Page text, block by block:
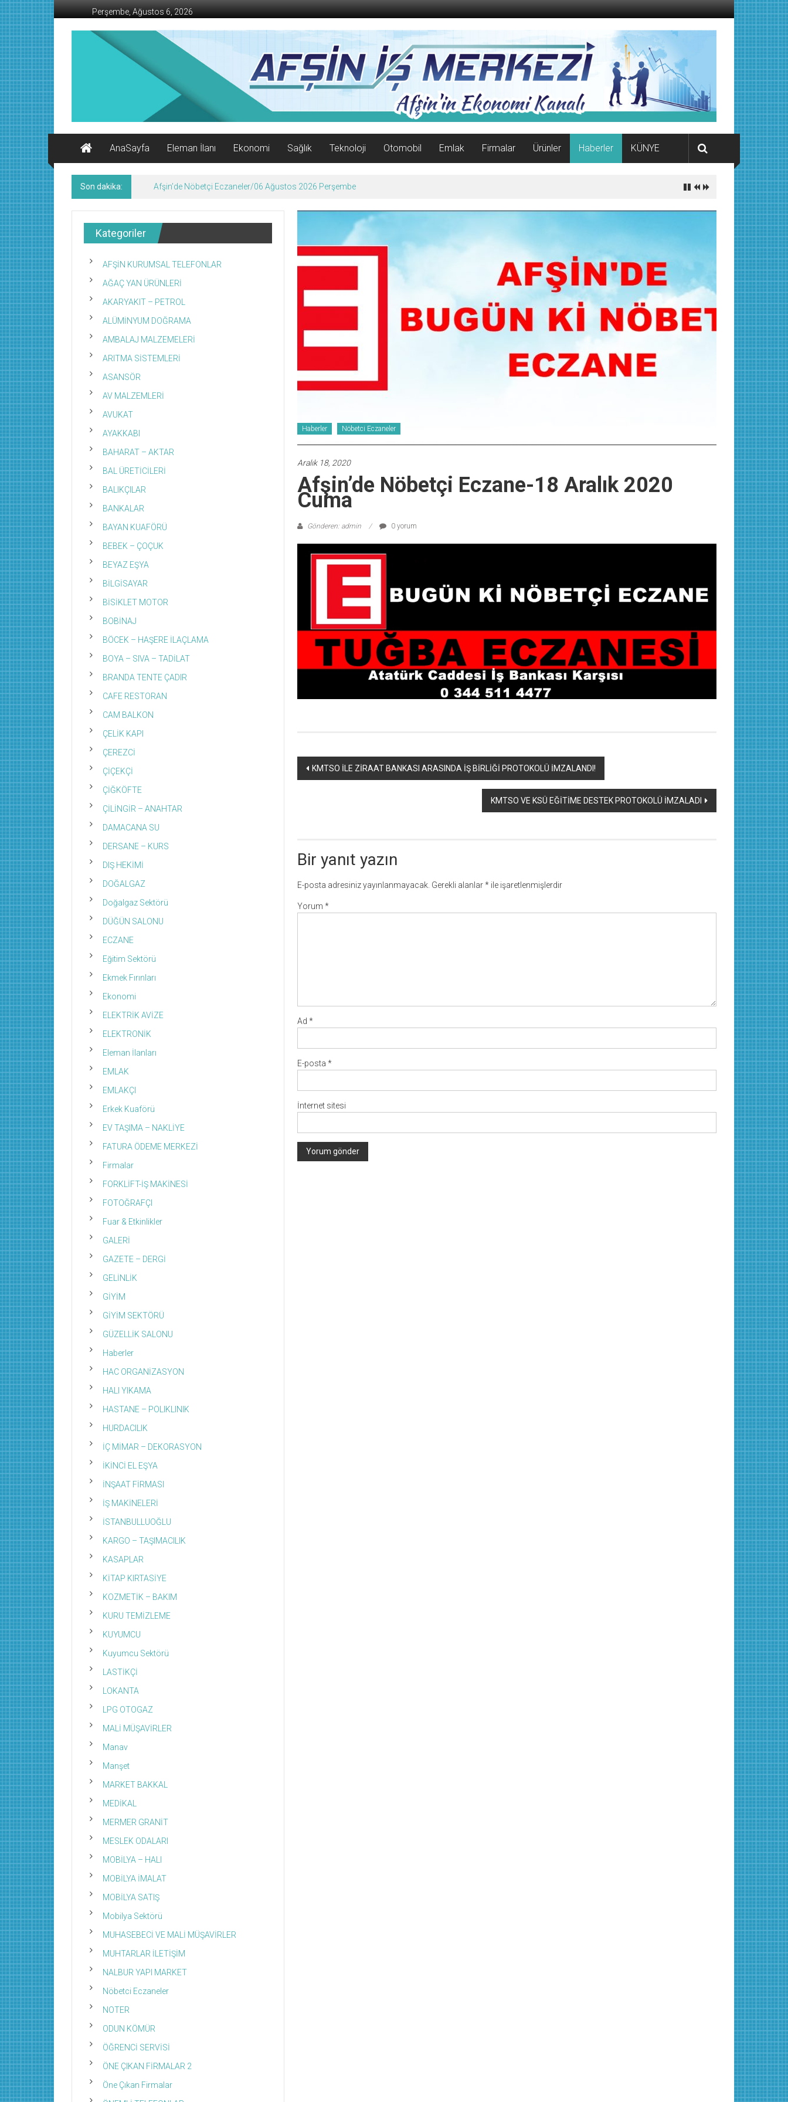
İçeriğe
geç
Perşembe, Ağustos 6, 2026
AFŞİN
Ekonomi
Kanalı
AnaSayfa
Eleman İlanı Ekonomi Sağlık Teknoloji Otomobil Emlak Firmalar Ürünler Haberler KÜNYE
Son dakika: Afşin’de Nöbetçi Eczaneler/06 Ağustos 2026 Perşembe
Haberler Nöbetci Eczaneler
Aralık 18, 2020
Afşin’de Nöbetçi Eczane-18 Aralık 2020
Cuma
Gönderen: admin 0 yorum
Yazı
KMTSO İLE ZİRAAT BANKASI ARASINDA İŞ BİRLİĞİ PROTOKOLÜ İMZALANDI!
KMTSO VE KSÜ EĞİTİME DESTEK PROTOKOLÜ İMZALADI
Bir yanıt yazın
E-posta adresiniz yayınlanmayacak. Gerekli alanlar* ile işaretlenmişlerdir
Yorum *
Ad *
E-posta *
İnternet sitesi
Kategoriler
AFŞİN KURUMSAL TELEFONLAR
AĞAÇ YAN ÜRÜNLERİ
AKARYAKIT – PETROL
ALÜMİNYUM DOĞRAMA
AMBALAJ MALZEMELERİ
ARITMA SİSTEMLERİ
ASANSÖR
AV MALZEMLERİ
AVUKAT
AYAKKABI
BAHARAT – AKTAR
BAL ÜRETİCİLERİ
BALIKÇILAR
BANKALAR
BAYAN KUAFÖRÜ
BEBEK – ÇOÇUK
BEYAZ EŞYA
BİLGİSAYAR
BİSİKLET MOTOR
BOBİNAJ
BÖCEK – HAŞERE İLAÇLAMA
BOYA – SIVA – TADİLAT
BRANDA TENTE ÇADIR
CAFE RESTORAN
CAM BALKON
ÇELİK KAPI
ÇEREZCİ
ÇİÇEKÇİ
ÇİĞKÖFTE
ÇİLİNGİR – ANAHTAR
DAMACANA SU
DERSANE – KURS
DIŞ HEKİMİ
DOĞALGAZ
Doğalgaz Sektörü
DÜĞÜN SALONU
ECZANE
Eğitim Sektörü
Ekmek Fırınları
Ekonomi
ELEKTRİK AVİZE
ELEKTRONİK
Eleman İlanları
EMLAK
EMLAKÇI
Erkek Kuaförü
EV TAŞIMA – NAKLİYE
FATURA ÖDEME MERKEZİ
Firmalar
FORKLİFT-İŞ MAKİNESİ
FOTOĞRAFÇI
Fuar & Etkinlikler
GALERİ
GAZETE – DERGİ
GELİNLİK
GİYİM
GİYİM SEKTÖRÜ
GÜZELLİK SALONU
Haberler
HAC ORGANİZASYON
HALI YIKAMA
HASTANE – POLIKLINIK
HURDACILIK
İÇ MİMAR – DEKORASYON
İKİNCİ EL EŞYA
İNŞAAT FİRMASI
İŞ MAKİNELERİ
İSTANBULLUOĞLU
KARGO – TAŞIMACILIK
KASAPLAR
KİTAP KIRTASİYE
KOZMETİK – BAKIM
KURU TEMİZLEME
KUYUMCU
Kuyumcu Sektörü
LASTİKÇİ
LOKANTA
LPG OTOGAZ
MALİ MÜŞAVİRLER
Manav
Manşet
MARKET BAKKAL
MEDİKAL
MERMER GRANİT
MESLEK ODALARI
MOBİLYA – HALI
MOBİLYA İMALAT
MOBİLYA SATIŞ
Mobilya Sektörü
MUHASEBECİ VE MALİ MÜŞAVİRLER
MUHTARLAR İLETİŞİM
NALBUR YAPI MARKET
Nöbetci Eczaneler
NOTER
ODUN KÖMÜR
ÖĞRENCİ SERVİSİ
ÖNE ÇIKAN FİRMALAR 2
Öne Çıkan Firmalar